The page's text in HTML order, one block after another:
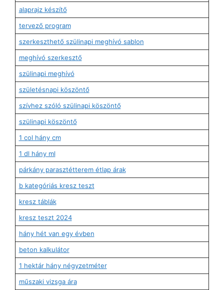
alaprajz készítő
tervező program
szerkeszthető szülinapi meghívó sablon
meghívó szerkesztő
szülinapi meghívó
születésnapi köszöntő
szívhez szóló szülinapi köszöntő
szülinapi köszöntő
1 col hány cm
1 dl hány ml
párkány parasztétterem étlap árak
b kategóriás kresz teszt
kresz táblák
kresz teszt 2024
hány hét van egy évben
beton kalkulátor
1 hektár hány négyzetméter
műszaki vizsga ára